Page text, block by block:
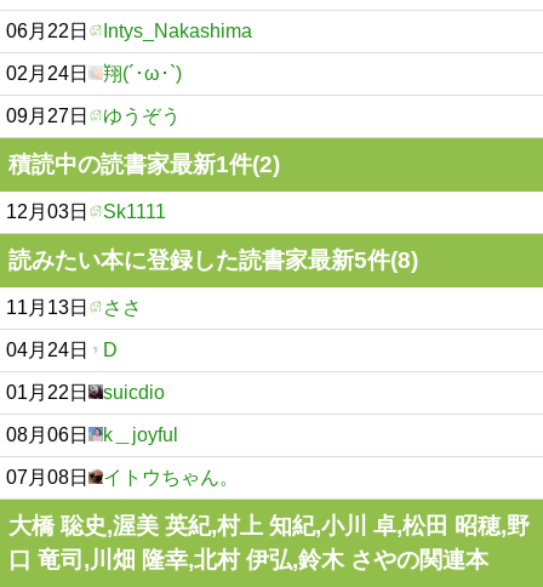
06月22日 Intys_Nakashima
02月24日 翔(´･ω･`)
09月27日 ゆうぞう
積読中の読書家最新1件(2)
12月03日 Sk1111
読みたい本に登録した読書家最新5件(8)
11月13日 ささ
04月24日 D
01月22日 suicdio
08月06日 k＿joyful
07月08日 イトウちゃん。
大橋 聡史,渥美 英紀,村上 知紀,小川 卓,松田 昭穂,野
口 竜司,川畑 隆幸,北村 伊弘,鈴木 さやの関連本